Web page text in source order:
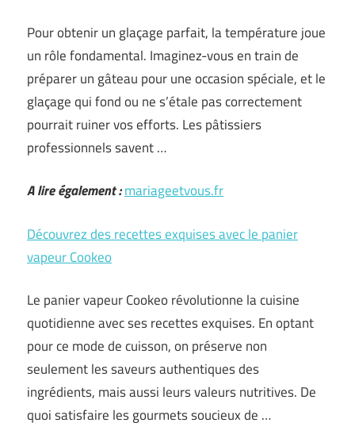
Pour obtenir un glaçage parfait, la température joue
un rôle fondamental. Imaginez-vous en train de
préparer un gâteau pour une occasion spéciale, et le
glaçage qui fond ou ne s’étale pas correctement
pourrait ruiner vos efforts. Les pâtissiers
professionnels savent …
A lire également :mariageetvous.fr
Découvrez des recettes exquises avec le panier
vapeur Cookeo
Le panier vapeur Cookeo révolutionne la cuisine
quotidienne avec ses recettes exquises. En optant
pour ce mode de cuisson, on préserve non
seulement les saveurs authentiques des
ingrédients, mais aussi leurs valeurs nutritives. De
quoi satisfaire les gourmets soucieux de …